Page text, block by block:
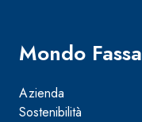
Mondo Fassa
Azienda
Sostenibilità